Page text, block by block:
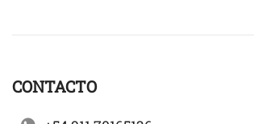
CONTACTO